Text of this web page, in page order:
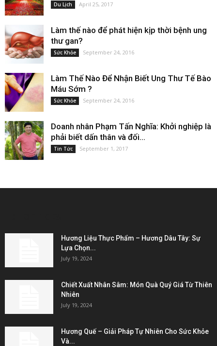
Du Lịch April 25, 2017
Làm thế nào để phát hiện kịp thời bệnh ung
thư gan?
Sức Khỏe September 24, 2016
Làm Thế Nào Để Nhận Biết Ung Thư Tế Bào
Máu Sớm ?
Sức Khỏe September 24, 2016
Doanh nhân Phạm Tấn Nghĩa: Khởi nghiệp là
phải biết dấn thân và đối...
Tin Tức September 1, 2017
Hương Liệu Thực Phẩm – Hương Dâu Tây: Sự
Lựa Chọn...
July 19, 2024
Chiết Xuất Nhân Sâm: Món Quà Quý Giá Từ Thiên
Nhiên
July 19, 2024
Hương Quế – Giải Pháp Tự Nhiên Cho Sức Khỏe
Và...